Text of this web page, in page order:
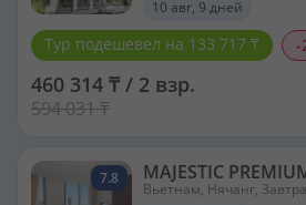
10 авг, 9 дней
Тур подешевел на 133 717 ₸ -
460 314 ₸ / 2 взр.
594 031 ₸
7.8 MAJESTIC
Вьетнам, Нячанг,